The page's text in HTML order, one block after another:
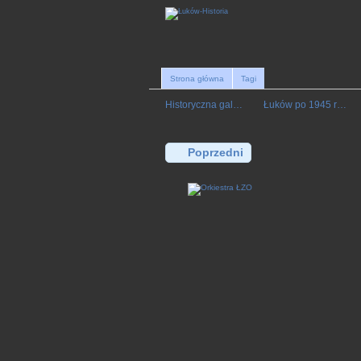
Strona główna Tagi
Historyczna gal… Łuków po 1945 r…
Poprzedni